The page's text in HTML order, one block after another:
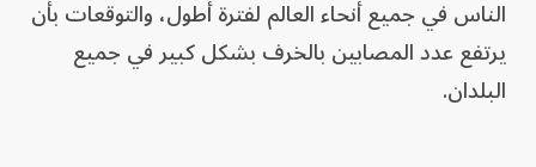
الناس في جميع أنحاء العالم لفترة أطول، والتوقعات بأن
يرتفع عدد المصابين بالخرف بشكل كبير في جميع
البلدان.